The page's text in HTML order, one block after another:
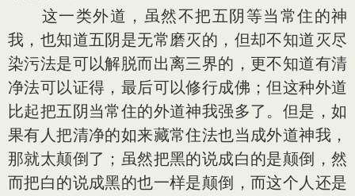
这一类外道，虽然不把五阴等当常住的神
我，也知道五阴是无常磨灭的，但却不知道灭尽
染污法是可以解脱而出离三界的，更不知道有清
净法可以证得，最后可以修行成佛；但这种外道
比起把五阴当常住的外道神我强多了。但是，如
果有人把清净的如来藏常住法也当成外道神我，
那就太颠倒了；虽然把黑的说成白的是颠倒，然
而把白的说成黑的也一样是颠倒，而这个人还是